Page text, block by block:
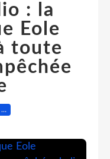
: la
Eole
toute
…